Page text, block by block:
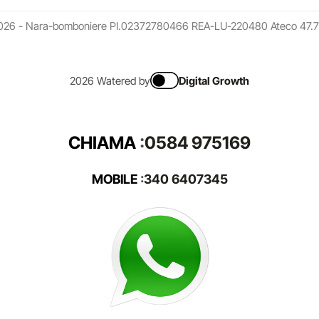
- Nara-bomboniere PI.02372780466 REA-LU-220480 Ateco
2026 Watered by Digital Growth
CHIAMA :0584 975169
MOBILE:340 6407345